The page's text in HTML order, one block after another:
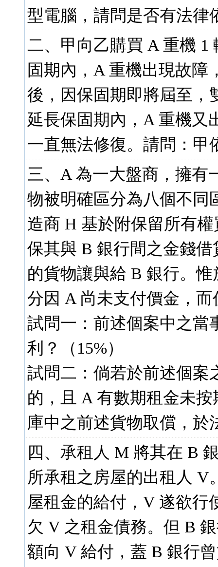
型電腦，請問是否有法律
二、甲向乙購買 A 重機 1
固期內，A 重機出現故障
後，因保固期即將屆至，
延長保固期內，A 重機又
一直無法修復。請問：甲
三、A 為一大盤商，擁有
物被明確區分為八個不同
造商 H 基於附保留所有
保其與 B 銀行間之金錢
的貨物讓與給 B 銀行。
分因 A 尚未支付價金，
試問一：前述個案中之當
利？（15%）
試問二：倘若於前述個案
的，且 A 有數期租金未
庫中之前述貨物取償，於
四、承租人 M 將其在 B
所承租之房屋的出租人 V
屋租金的給付，V 遂欲行
欠 V 之租金債務。但 B
額向 V 給付，蓋 B 銀行